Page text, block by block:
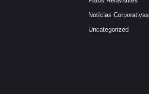
Notícias Corporativas
Uncategorized